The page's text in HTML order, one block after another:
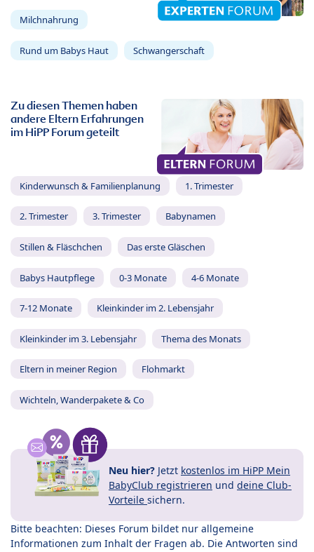
Milchnahrung
Rund um Babys Haut Schwangerschaft
Zu diesen Themen haben
andere Eltern Erfahrungen
im HiPP Forum geteilt
Kinderwunsch & Familienplanung 1. Trimester
2. Trimester 3. Trimester Babynamen
Stillen & Fläschchen Das erste Gläschen
Babys Hautpflege 0-3 Monate 4-6 Monate
7-12 Monate Kleinkinder im 2. Lebensjahr
Kleinkinder im 3. Lebensjahr Thema des Monats
Eltern in meiner Region Flohmarkt
Wichteln, Wanderpakete & Co
Neu hier? Jetzt kostenlos im HiPP Mein
BabyClub registrieren und deine Club-
Vorteile sichern.
Bitte beachten: Dieses Forum bildet nur allgemeine
Informationen zum Inhalt der Fragen ab. Die Antworten sind